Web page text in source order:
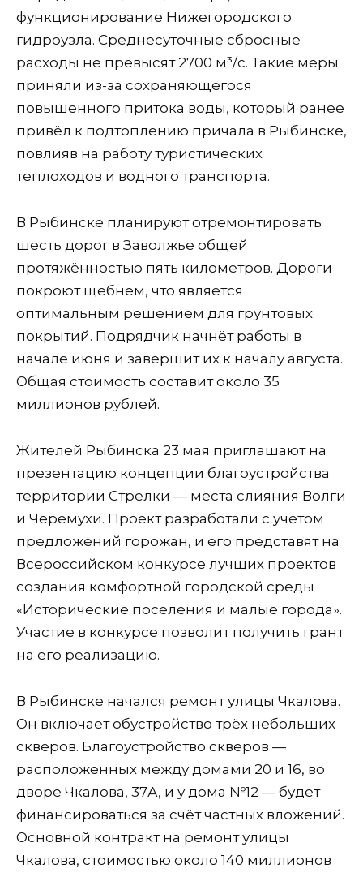
функционирование Нижегородского
гидроузла. Среднесуточные сбросные
расходы не превысят 2700 м³/с. Такие меры
приняли из-за сохраняющегося
повышенного притока воды, который ранее
привёл к подтоплению причала в Рыбинске,
повлияв на работу туристических
теплоходов и водного транспорта.
В Рыбинске планируют отремонтировать
шесть дорог в Заволжье общей
протяжённостью пять километров. Дороги
покроют щебнем, что является
оптимальным решением для грунтовых
покрытий. Подрядчик начнёт работы в
начале июня и завершит их к началу августа.
Общая стоимость составит около 35
миллионов рублей.
Жителей Рыбинска 23 мая приглашают на
презентацию концепции благоустройства
территории Стрелки — места слияния Волги
и Черёмухи. Проект разработали с учётом
предложений горожан, и его представят на
Всероссийском конкурсе лучших проектов
создания комфортной городской среды
«Исторические поселения и малые города».
Участие в конкурсе позволит получить грант
на его реализацию.
В Рыбинске начался ремонт улицы Чкалова.
Он включает обустройство трёх небольших
скверов. Благоустройство скверов —
расположенных между домами 20 и 16, во
дворе Чкалова, 37А, и у дома №12 — будет
финансироваться за счёт частных вложений.
Основной контракт на ремонт улицы
Чкалова, стоимостью около 140 миллионов